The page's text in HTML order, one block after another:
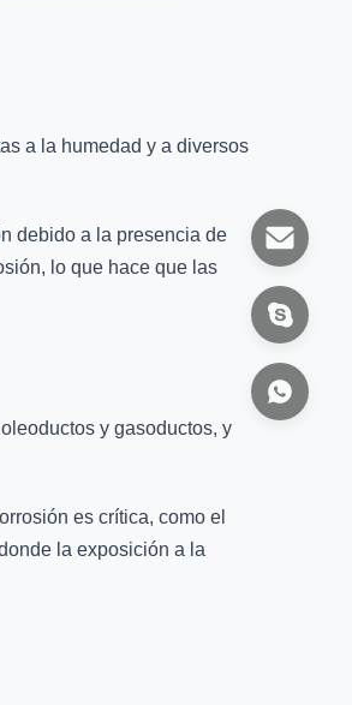
a la humedad y a diversos
debido a la presencia de
lo que hace que las
y gasoductos, y
es crítica, como el
la exposición a la